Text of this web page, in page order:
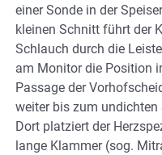
einer Sonde in der
kleinen Schnitt führt der
Schlauch durch die
am Monitor die Position
Passage der
weiter bis zum undichten
Dort platziert der
lange Klammer (sog.